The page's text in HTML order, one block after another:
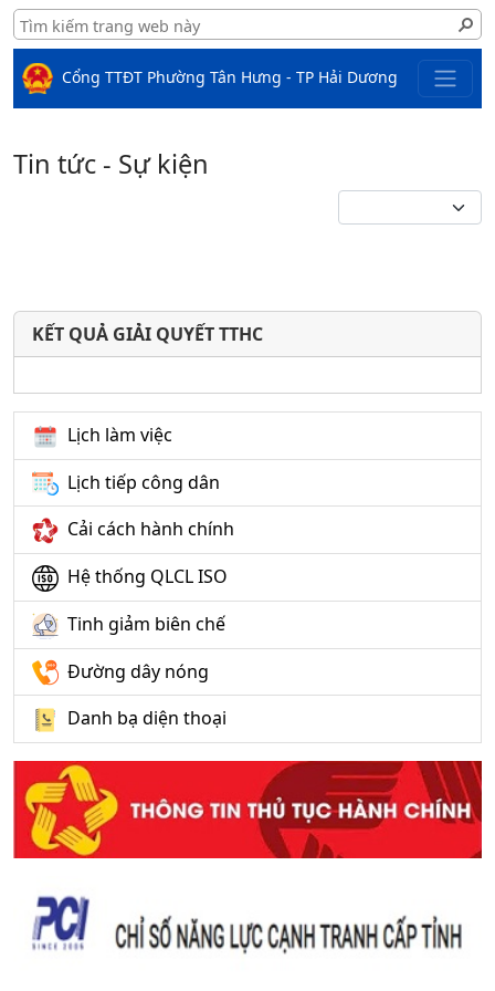
Cổng TTĐT Phường Tân Hưng - TP Hải Dương
Tin tức - Sự kiện
KẾT QUẢ GIẢI QUYẾT TTHC
Lịch làm việc
Lịch tiếp công dân
Cải cách hành chính
Hệ thống QLCL ISO
Tinh giảm biên chế
Đường dây nóng
Danh bạ diện thoại